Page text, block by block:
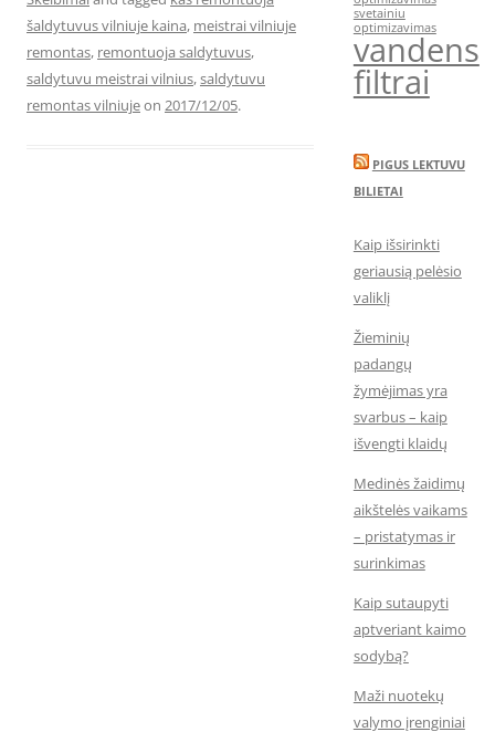
šaldytuvus vilniuje kaina, meistrai vilniuje
remontas, remontuoja saldytuvus,
saldytuvu meistrai vilnius,saldytuvu
remontas vilniujeon 2017/12/05.
svetainiu
optimizavimas
vandens
filtrai
PIGUS LEKTUVU
BILIETAI
Kaip išsirinkti
geriausią pelėsio
valiklį
Žieminių
padangų
žymėjimas yra
svarbus – kaip
išvengti klaidų
Medinės žaidimų
aikštelės vaikams
– pristatymas ir
surinkimas
Kaip sutaupyti
aptveriant kaimo
sodybą?
Maži nuotekų
valymo įrenginiai